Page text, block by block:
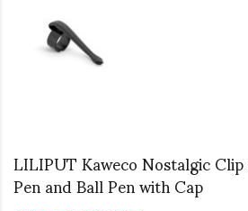
LILIPUT Kaweco Nostalgic
Pen and Ball Pen with Cap